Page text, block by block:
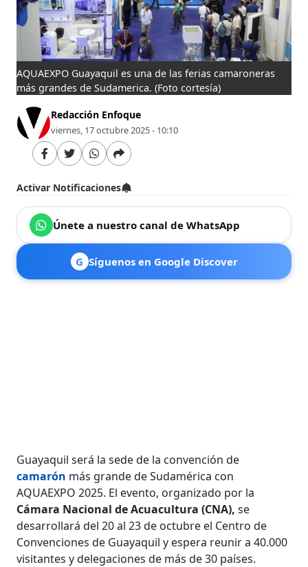
AQUAEXPO Guayaquil es una de las ferias camaroneras
más grandes de Sudamerica.(Foto cortesía)
Redacción Enfoque
viernes, 17 octubre 2025 - 10:10
Activar Notificaciones
Únete a nuestro canal de WhatsApp
G Síguenos en Google Discover
Guayaquil será la sede de la convención de
camarón más grande de Sudamérica con
AQUAEXPO 2025. El evento, organizado por la
Cámara Nacional de Acuacultura (CNA), se
desarrollará del 20 al 23 de octubre el Centro de
Convenciones de Guayaquil y espera reunir a 40.000
visitantes y delegaciones de más de 30 países.